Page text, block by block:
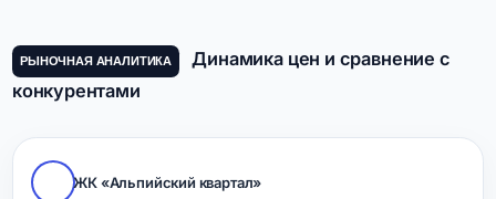
РЫНОЧНАЯ АНАЛИТИКА
Динамика цен и сравнение с
конкурентами
ЖК «Альпийский квартал»